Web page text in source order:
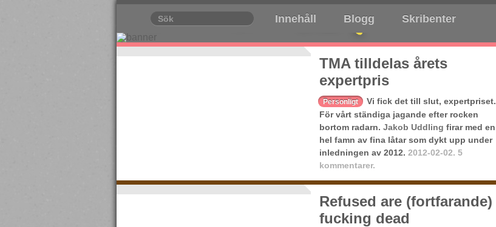
Innehåll Blogg Skribenter
TMA tilldelas årets
expertpris
Personligt
Vi fick det till slut, expertpriset.
För vårt ständiga jagande efter rocken
bortom radarn. Jakob Uddling firar med en
hel famn av fina låtar som dykt upp under
inledningen av 2012. 2012-02-02. 5
kommentarer.
Refused are (fortfarande)
fucking dead